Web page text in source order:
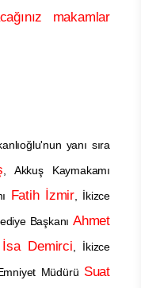
makamlar
yanı sıra
, Akkuş Kaymakamı
Fatih İzmir , İkizce
Başkanı Ahmet
İsa Demirci , İkizce
Müdürü Suat